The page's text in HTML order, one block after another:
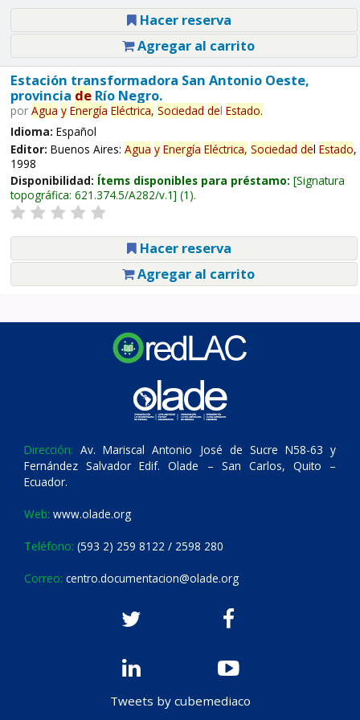
Hacer reserva
Agregar al carrito
Estación transformadora San Antonio Oeste,
provincia deRío Negro.
por Agua y Energía Eléctrica, Sociedad del Estado.
Idioma: Español
Editor: Buenos Aires: Agua y Energía Eléctrica, Sociedad del Estado,
1998
Disponibilidad: Ítems disponibles para préstamo: Signatura
topográfica: 621.374.5/A282/v.1 (1).
Hacer reserva
Agregar al carrito
Dirección: Av. Mariscal Antonio José de Sucre N58-63 y
Fernández Salvador Edif. Olade – San Carlos, Quito –
Ecuador.
Web: www.olade.org
Teléfono: (593 2) 259 8122 / 2598 280
Correo: centro.documentacion@olade.org
Tweets by cubemediaco